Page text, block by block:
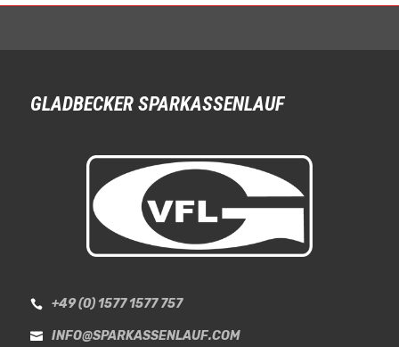
GLADBECKER SPARKASSENLAUF
 +49 (0) 1577 1577 757
 INFO@SPARKASSENLAUF.COM